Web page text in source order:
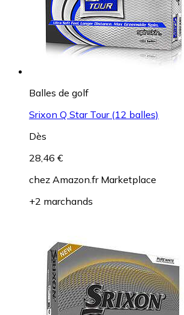
Balles de golf
Srixon Q Star Tour (12 balles)
Dès
28,46 €
chez Amazon.fr Marketplace
+2 marchands